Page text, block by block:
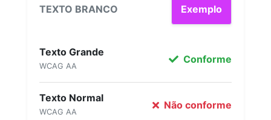
TEXTO BRANCO Exemplo
Texto Grande
WCAG AA
Conforme
Texto Normal
WCAG AA
Não conforme